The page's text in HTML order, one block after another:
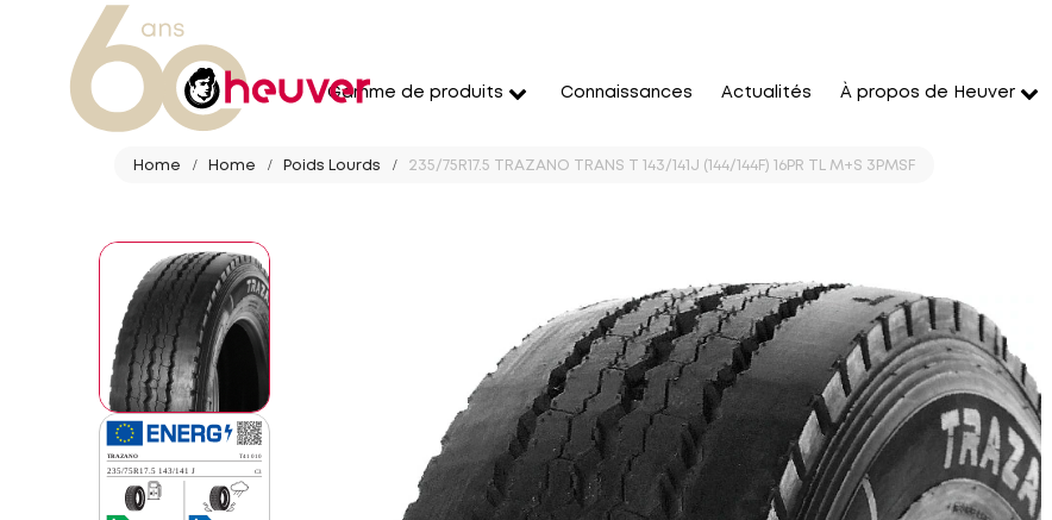
Gamme de produits Connaissances Actualités À propos de Heuver
Home Home Poids Lourds 235/75R17.5 TRAZANO TRANS T 143/141J (144/144F) 16PR TL M+S 3PMSF